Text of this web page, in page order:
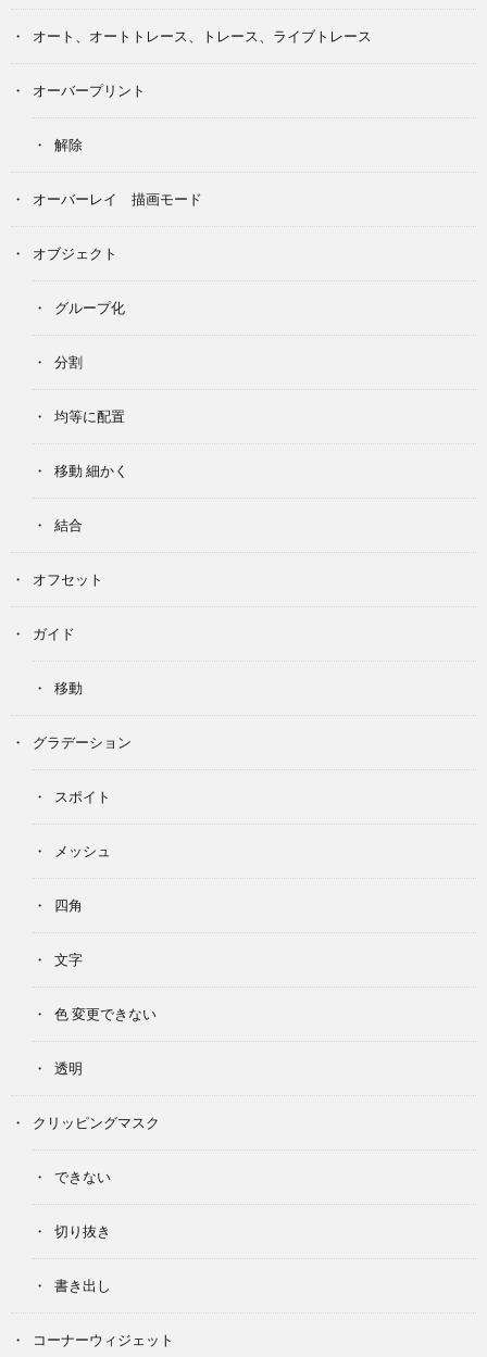
オート、オートトレース、トレース、ライブトレース
オーバープリント
解除
オーバーレイ 描画モード
オブジェクト
グループ化
分割
均等に配置
移動 細かく
結合
オフセット
ガイド
移動
グラデーション
スポイト
メッシュ
四角
文字
色 変更できない
透明
クリッピングマスク
できない
切り抜き
書き出し
コーナーウィジェット